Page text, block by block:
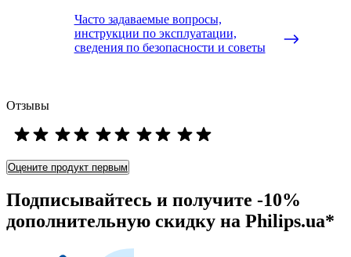
Часто задаваемые вопросы,
инструкции по эксплуатации,
сведения по безопасности и советы
Отзывы
Оцените продукт первым
Подписывайтесь и получите -10%
дополнительную скидку на Philips.ua*